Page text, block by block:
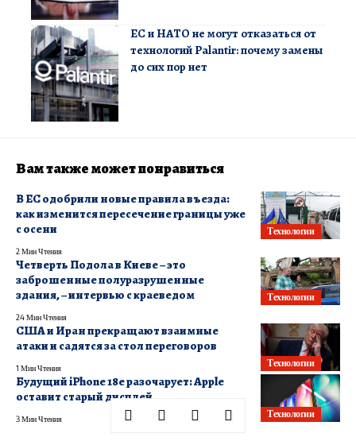
ЕС и НАТО не могут отказаться от
технологий Palantir: почему замены
до сих пор нет
Вам также может понравиться
Технологии
В ЕС одобрили новые правила въезда:
как изменится пересечение границы уже
с осени
2 Мин Чтения
Технологии
Четверть Подола в Киеве – это
заброшенные полуразрушенные
здания, – интервью с краеведом
24 Мин Чтения
Технологии
США и Иран прекращают взаимные
атаки и садятся за стол переговоров
1 Мин Чтения
Технологии
Будущий iPhone 18e разочарует: Apple
оставит старый дисплей
3 Мин Чтения